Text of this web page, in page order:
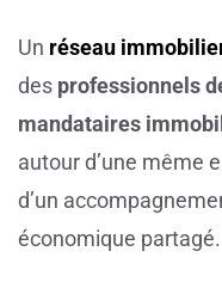
Un réseau
des professionnels
mandataires
autour d’une même
d’un
économique partagé.